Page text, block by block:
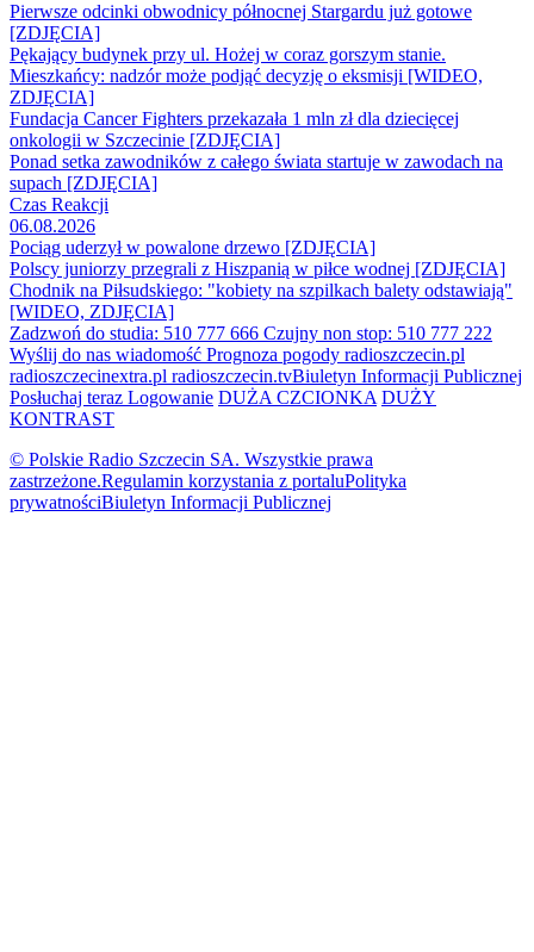
Pierwsze odcinki obwodnicy północnej Stargardu już gotowe
[ZDJĘCIA]
Pękający budynek przy ul. Hożej w coraz gorszym stanie.
Mieszkańcy: nadzór może podjąć decyzję o eksmisji [WIDEO,
ZDJĘCIA]
Fundacja Cancer Fighters przekazała 1 mln zł dla dziecięcej
onkologii w Szczecinie [ZDJĘCIA]
Ponad setka zawodników z całego świata startuje w zawodach na
supach [ZDJĘCIA]
Czas Reakcji
06.08.2026
Pociąg uderzył w powalone drzewo [ZDJĘCIA]
Polscy juniorzy przegrali z Hiszpanią w piłce wodnej [ZDJĘCIA]
Chodnik na Piłsudskiego: "kobiety na szpilkach balety odstawiają"
[WIDEO, ZDJĘCIA]
Zadzwoń do studia: 510 777 666 Czujny non stop: 510 777 222
Wyślij do nas wiadomość Prognoza pogody radioszczecin.pl
radioszczecinextra.pl radioszczecin.tvBiuletyn Informacji Publicznej
Posłuchaj teraz Logowanie DUŻA CZCIONKA DUŻY
KONTRAST
© Polskie Radio Szczecin SA. Wszystkie prawa
zastrzeżone.Regulamin korzystania z portaluPolityka
prywatnościBiuletyn Informacji Publicznej